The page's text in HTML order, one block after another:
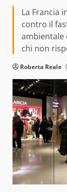
La Francia
contro il
ambientale
chi non
Roberta Reale